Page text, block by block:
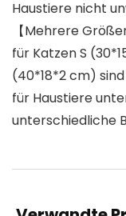
Haustiere nicht
【Mehrere
für Katzen S
(40*18*2 cm)
für Haustiere
unterschiedliche